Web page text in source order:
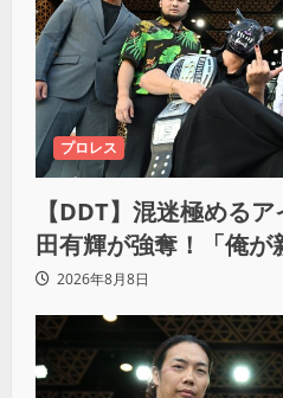
プロレス
【DDT】混迷極める
田有輝が強奪！「俺が
入れるからな！逃げ切
2026年8月8日